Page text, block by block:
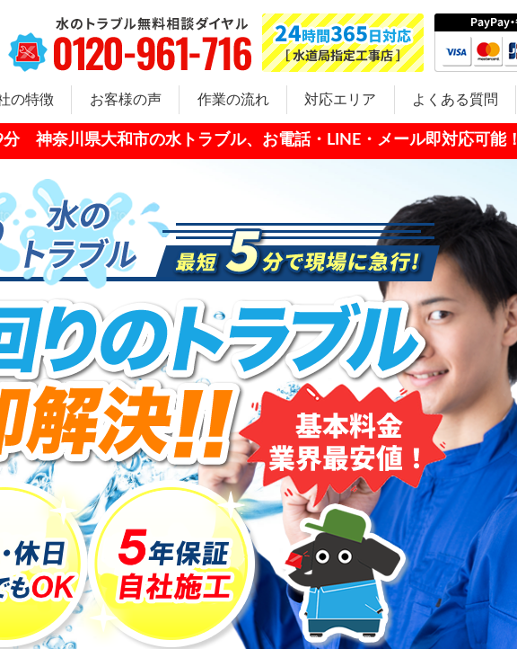
神奈川県大和市の水トラブル、お電話・LINE・メール即対応可能！
の特徴 お客様の声 作業の流れ 対応エリア よくある質問